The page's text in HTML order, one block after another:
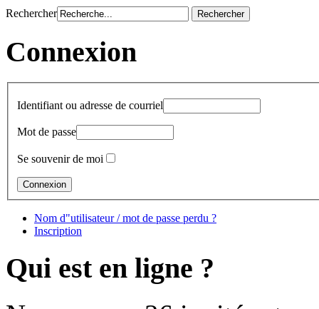
Rechercher
Connexion
Identifiant ou adresse de courriel
Mot de passe
Se souvenir de moi
Nom d"utilisateur / mot de passe perdu ?
Inscription
Qui est en ligne ?